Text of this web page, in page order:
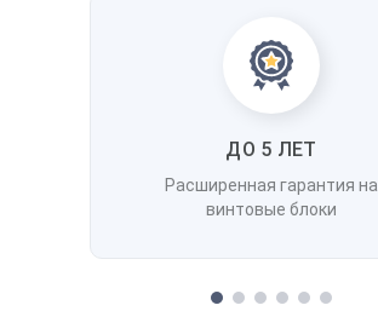
ДО 5 ЛЕТ
Расширенная гарантия на
винтовые блоки